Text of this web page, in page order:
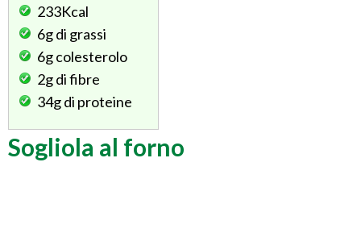
233Kcal
6gdi grassi
6gcolesterolo
2gdi fibre
34gdi proteine
Sogliola al forno